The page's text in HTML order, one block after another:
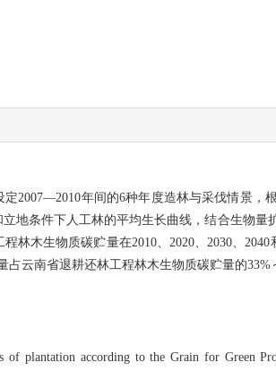
2007—2010年间的6种年度造林与采伐情景，
地条件下人工林的平均生长曲线，结合生物量
林木生物质碳贮量在2010、2020、2030、2040
占云南省退耕还林工程林木生物 质碳贮量的33%
of plantation according to the Grain for Green